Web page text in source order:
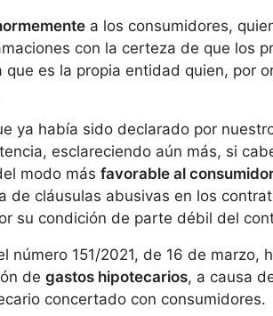
a los consumidores,
con la certeza de que los
es la propia entidad quien, por
ya había sido declarado por
esclareciendo aún más, si
modo más favorable al
de cláusulas abusivas en los
su condición de parte débil del
número 151/2021, de 16 de marzo,
de gastos hipotecarios, a causa
concertado con consumidores.